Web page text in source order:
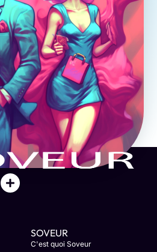
SOVEUR
C'est quoi Soveur